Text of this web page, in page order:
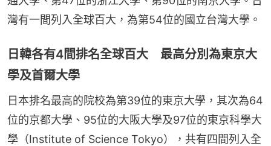
灣有一間列入全球百大，為第54位的國立台灣大學。
日韓各有4間排名全球百大 最高分別為東京大
學及首爾大學
日本排名最高的院校為第39位的東京大學，其次為64
位的京都大學、95位的大阪大學及97位的東京科學大
學（Institute of Science Tokyo），共有四間列入全